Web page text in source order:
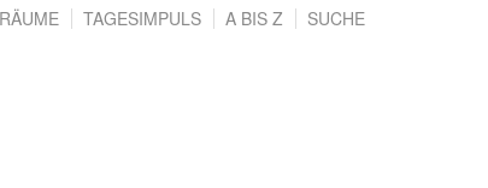
TAGESIMPULS A BIS Z SUCHE